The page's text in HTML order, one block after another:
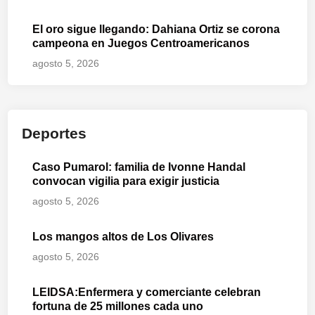
El oro sigue llegando: Dahiana Ortiz se corona
campeona en Juegos Centroamericanos
agosto 5, 2026
Deportes
Caso Pumarol: familia de Ivonne Handal
convocan vigilia para exigir justicia
agosto 5, 2026
Los mangos altos de Los Olivares
agosto 5, 2026
LEIDSA:Enfermera y comerciante celebran
fortuna de 25 millones cada uno